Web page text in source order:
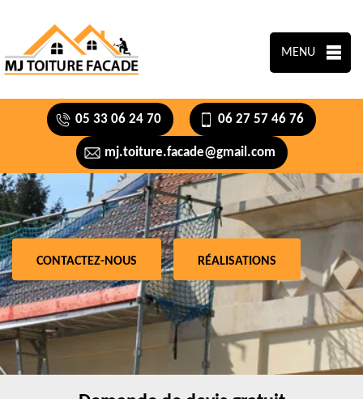
MENU
05 33 06 24 70 06 27 57 46 76
mj.toiture.facade@gmail.com
CONTACTEZ-NOUS RÉALISATIONS